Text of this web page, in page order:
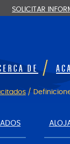
SOLICITAR
DE
/